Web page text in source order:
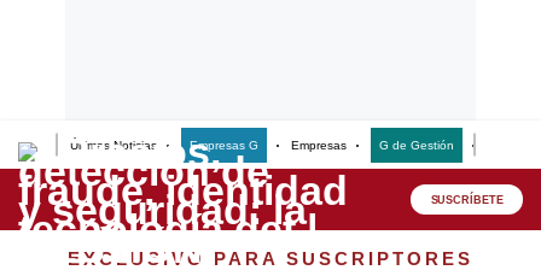
Últimas Noticias Empresas G Empresas G de Gestión
Lo último
Peru Quiosco SUSCRÍBETE
EXCLUSIVO PARA SUSCRIPTORES